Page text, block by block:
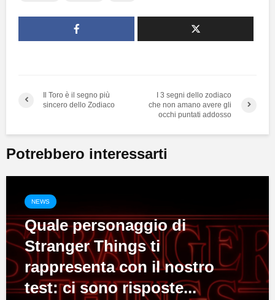
Il Toro è il segno più
sincero dello Zodiaco
I 3 segni dello zodiaco
che non amano avere gli
occhi puntati addosso
Potrebbero interessarti
NEWS
Quale personaggio di
Stranger Things ti
rappresenta con il nostro
test: ci sono risposte...